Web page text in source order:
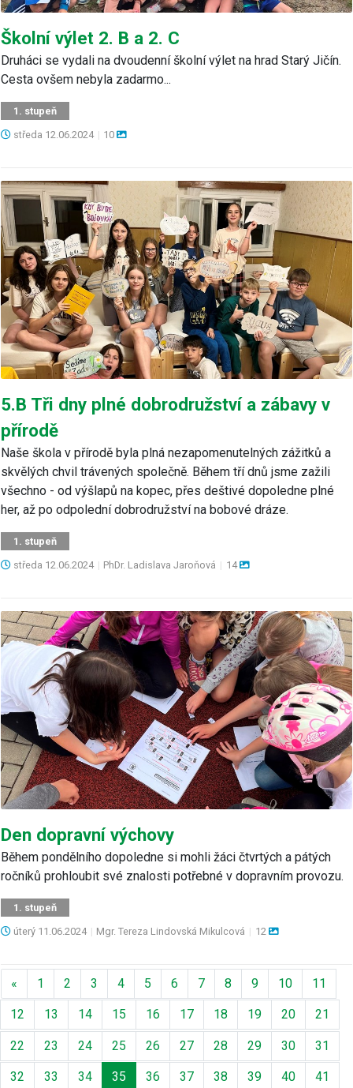
Školní výlet 2. B a 2. C
Druháci se vydali na dvoudenní školní výlet na hrad Starý Jičín.
Cesta ovšem nebyla zadarmo...
1. stupeň
středa 12.06.2024 | 10
5.B Tři dny plné dobrodružství a zábavy v
přírodě
Naše škola v přírodě byla plná nezapomenutelných zážitků a
skvělých chvil trávených společně. Během tří dnů jsme zažili
všechno - od výšlapů na kopec, přes deštivé dopoledne plné
her, až po odpolední dobrodružství na bobové dráze.
1. stupeň
středa 12.06.2024 | PhDr. Ladislava Jaroňová | 14
Den dopravní výchovy
Během pondělního dopoledne si mohli žáci čtvrtých a pátých
ročníků prohloubit své znalosti potřebné v dopravním provozu.
1. stupeň
úterý 11.06.2024 | Mgr. Tereza Lindovská Mikulcová | 12
« Předchozí
1 2 3 4 5 6 7 8 9 10 11
12 13 14 15 16 17 18 19 20 21
22 23 24 25 26 27 28 29 30 31
32 33 34 35 36 37 38 39 40 41